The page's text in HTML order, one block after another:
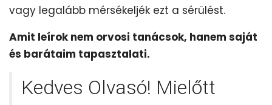
vagy legalább mérsékeljék ezt a sérülést.
Amit leírok nem orvosi tanácsok, hanem saját
és barátaim tapasztalati.
Kedves Olvasó! Mielőtt